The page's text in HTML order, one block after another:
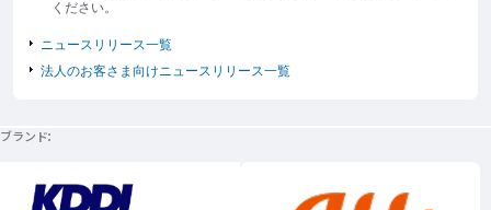
ください。
ニュースリリース一覧
法人のお客さま向けニュースリリース一覧
ブランド